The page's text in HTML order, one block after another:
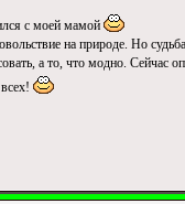
с моей мамой
на природе. Но
а то, что модно. Сейчас